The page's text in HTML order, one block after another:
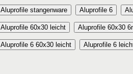
Aluprofile stangenware Aluprofile 6
Aluprofile 60x30 leicht Aluprofile 60x30
Aluprofile 6 60x30 leicht Aluprofile 6